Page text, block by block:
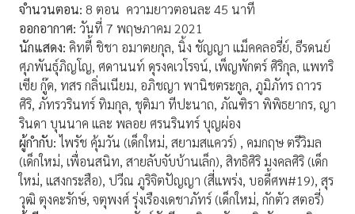
จำนวนตอน: 8 ตอน ความยาวตอนละ 45 นาที
ออกอากาศ: วันที่ 7 พฤษภาคม 2021
นักแสดง: คิทตี้ ชิชา อมาตยกุล, นิ้ง ชัญญา แม็คคลอรี่ย์, ธีรดนย์
ศุภพันธุ์ภิญโญ, ศดานนท์ ดุรงคเวโรจน์, เพ็ญพักตร์ ศิริกุล, แพทริ
เซีย กู๊ด, ทสร กลิ่นเนียม, อภิชญา พานิชตระกูล, ภูมิภัทร ถาวร
ศิริ, ภัทรวรินทร์ ทิมกุล, ชุติมา ทีปะนาถ, ภัณฑิรา พิพิธยากร, ญา
รินดา บุนนาค และ พลอย ศรนรินทร์ บุญผ่อง
ผู้กำกับ:ไพรัช คุ้มวัน (เด็กใหม่, สยามสแควร์) , คมกฤษ ตรีวิมล
(เด็กใหม่, เพื่อนสนิท, สายลับจับบ้านเล็ก), สิทธิศิริ มงคลศิริ (เด็ก
ใหม่, แสงกระสือ), ปวีณ ภูริจิตปัญญา (สี่แพร่ง, บอดี้ศพ#19), สุร
วุฒิ ตุงคะรักษ์, จตุพงศ์ รุ่งเรืองเดชาภัทร์ (เด็กใหม่, กักตัว สตอรี่)